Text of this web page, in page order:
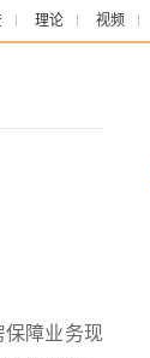
理论 视频
障业务现